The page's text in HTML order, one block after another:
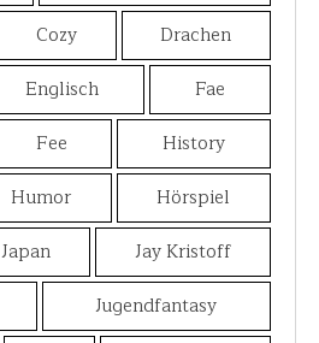
Cozy
Drachen
Englisch
Fae
Fee
History
Humor
Hörspiel
Japan
Jay Kristoff
Jugendfantasy